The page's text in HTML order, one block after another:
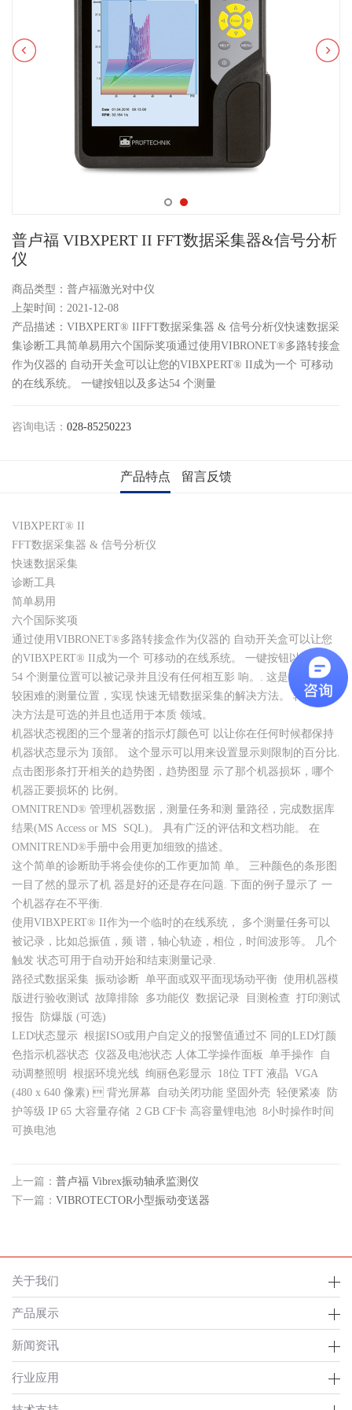
普卢福 VIBXPERT II FFT数据采集器&信号分析
仪
商品类型：普卢福激光对中仪
上架时间：2021-12-08
产品描述：VIBXPERT® IIFFT数据采集器 & 信号分析仪快速数据采
集诊断工具简单易用六个国际奖项通过使用VIBRONET®多路转接盒
作为仪器的 自动开关盒可以让您的VIBXPERT® II成为一个 可移动
的在线系统。 一键按钮以及多达54 个测量
咨询电话： 028-85250223
产品特点 留言反馈
VIBXPERT® II
FFT数据采集器 & 信号分析仪
快速数据采集
诊断工具
简单易用
六个国际奖项
通过使用VIBRONET®多路转接盒作为仪器的 自动开关盒可以让您
的VIBXPERT® II成为一个 可移动的在线系统。 一键按钮以及多达
54 个测量位置可以被记录并且没有任何相互影 响。. 这是一个针对
较困难的测量位置，实现 快速无错数据采集的解决方法。 转接盒解
决方法是可选的并且也适用于本质 领域。
机器状态视图的三个显著的指示灯颜色可 以让你在任何时候都保持
机器状态显示为 顶部。 这个显示可以用来设置显示则限制的百分比.
点击图形条打开相关的趋势图，趋势图显 示了那个机器损坏，哪个
机器正要损坏的 比例。
OMNITREND® 管理机器数据，测量任务和测 量路径，完成数据库
结果(MS Access or MS SQL)。 具有广泛的评估和文档功能。 在
OMNITREND®手册中会用更加细致的描述。
这个简单的诊断助手将会使你的工作更加简 单。 三种颜色的条形图
一目了然的显示了机 器是好的还是存在问题. 下面的例子显示了 一
个机器存在不平衡.
使用VIBXPERT® II作为一个临时的在线系统， 多个测量任务可以
被记录，比如总振值，频 谱，轴心轨迹，相位，时间波形等。 几个
触发 状态可用于自动开始和结束测量记录.
路径式数据采集  振动诊断  单平面或双平面现场动平衡  使用机器模
版进行验收测试  故障排除  多功能仪  数据记录  目测检查  打印测试
报告  防爆版 (可选)
LED状态显示  根据ISO或用户自定义的报警值通过不 同的LED灯颜
色指示机器状态  仪器及电池状态 人体工学操作面板  单手操作  自
动调整照明 根据环境光线 绚丽色彩显示  18位 TFT 液晶  VGA
(480 x 640 像素)  背光屏幕  自动关闭功能 坚固外壳  轻便紧凑  防
护等级 IP 65 大容量存储  2 GB CF卡 高容量锂电池  8小时操作时间 
可换电池
上一篇： 普卢福 Vibrex振动轴承监测仪
下一篇： VIBROTECTOR小型振动变送器
关于我们
产品展示
新闻资讯
行业应用